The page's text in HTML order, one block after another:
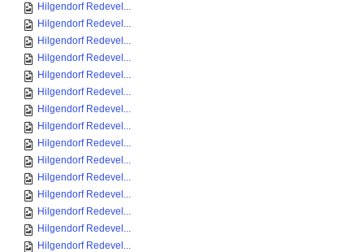
Hilgendorf Redevel...
Hilgendorf Redevel...
Hilgendorf Redevel...
Hilgendorf Redevel...
Hilgendorf Redevel...
Hilgendorf Redevel...
Hilgendorf Redevel...
Hilgendorf Redevel...
Hilgendorf Redevel...
Hilgendorf Redevel...
Hilgendorf Redevel...
Hilgendorf Redevel...
Hilgendorf Redevel...
Hilgendorf Redevel...
Hilgendorf Redevel...